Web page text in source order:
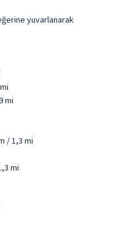
yuvarlanarak
mi
/ 1,3 mi
mi